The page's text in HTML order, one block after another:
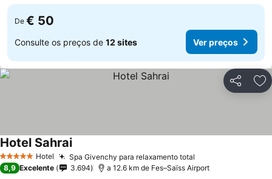
De € 50
Consulte os preços de 12 sites Ver preços
Partilhar
5 Estrelas Hotel Spa Givenchy para relaxamento total
Hotel SahraiVer preços
8,9 Excelente 3.694 a 12.6 km de Fes–Saïss Airport